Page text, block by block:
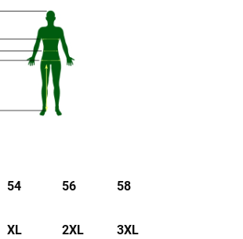
54 56 58
XL 2XL 3XL